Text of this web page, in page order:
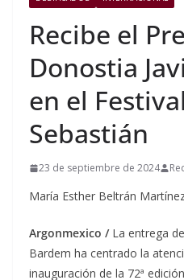
Recibe el
Donostia
en el
Sebastián
23 de septiembre de 2024
María Esther Beltrán
Argonmexico / La entrega
Bardem ha centrado la
inauguración de la 72ª